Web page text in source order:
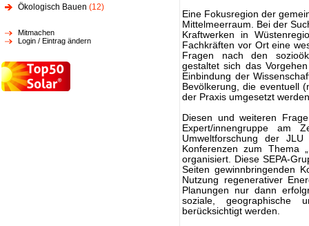
Ökologisch Bauen (12)
Mitmachen
Login / Eintrag ändern
Eine Fokusregion der
Mittelmeerraum. Bei der
Kraftwerken in
Fachkräften vor Ort eine
Fragen nach den
gestaltet sich das
Einbindung der
Bevölkerung, die eventuell
der Praxis umgesetzt
Diesen und weiteren
Expert/innengruppe am
Umweltforschung der
Konferenzen zum Thema
organisiert. Diese SEPA-
Seiten gewinnbringenden
Nutzung regenerativer
Planungen nur dann
soziale, geographische
berücksichtigt werden.